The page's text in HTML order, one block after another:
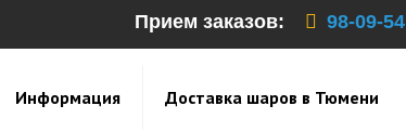
Прием заказов: 98-09-54
Информация Доставка шаров в Тюмени